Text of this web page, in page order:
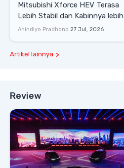
Mitsubishi Xforce HEV Terasa
Lebih Stabil dan Kabinnya lebih
Senyap
Anindiyo Pradhono 27 Jul, 2026
Artikel lainnya
Review